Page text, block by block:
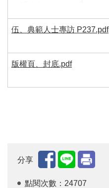
伍、典範人士專訪 P237.pdf
版權頁、封底.pdf
分享
點閱次數：24707